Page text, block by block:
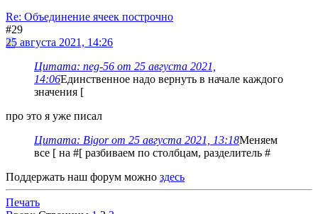
Re: Объединение ячеек построчно
#29
25 августа 2021, 14:26
Цитата: neg-56 от 25 августа 2021,
14:06Единственное надо вернуть в начале каждого
значения [
про это я уже писал
Цитата: Bigor от 25 августа 2021, 13:18Меняем
все [ на #[ разбиваем по столбцам, разделитель #
Поддержать наш форум можно здесь
Печать